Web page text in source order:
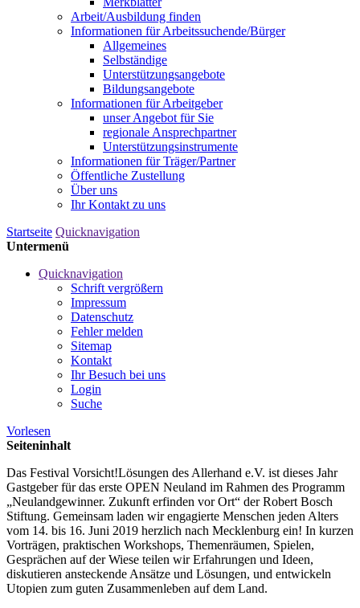
Arbeit/Ausbildung finden
Informationen für Arbeitssuchende/Bürger
Allgemeines
Selbständige
Unterstützungs­angebote
Bildungsangebote
Informationen für Arbeitgeber
unser Angebot für Sie
regionale Ansprechpartner
Unterstützungs­instrumente
Informationen für Träger/Partner
Öffentliche Zustellung
Über uns
Ihr Kontakt zu uns
Startseite Quicknavigation
Untermenü
Quicknavigation
Schrift vergrößern
Impressum
Datenschutz
Fehler melden
Sitemap
Kontakt
Ihr Besuch bei uns
Login
Suche
Vorlesen
Seiteninhalt
Das Festival Vorsicht!Lösungen des Allerhand e.V. ist dieses Jahr
Gastgeber für das erste OPEN Neuland im Rahmen des Programm
„Neulandgewinner. Zukunft erfinden vor Ort“ der Robert Bosch
Stiftung. Gemeinsam laden wir engagierte Menschen jeden Alters
vom 14. bis 16. Juni 2019 herzlich nach Mecklenburg ein! In kurzen
Vorträgen, praktischen Workshops, Themenräumen, Spielen,
Gesprächen auf der Wiese teilen wir Erfahrungen und Ideen,
diskutieren ansteckende Ansätze und Lösungen, und entwickeln
Utopien zum guten Zusammenleben auf dem Land.